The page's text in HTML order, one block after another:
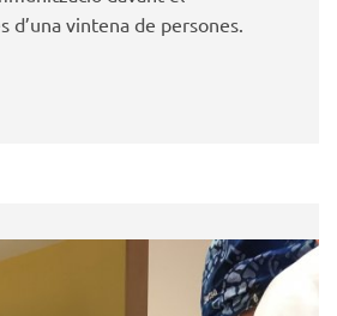
d’una vintena de persones.